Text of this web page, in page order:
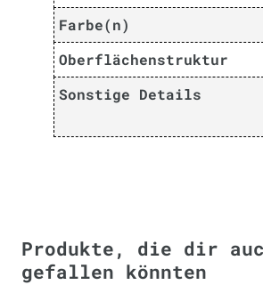
Farbe(n)
Oberflächenstruktur
Sonstige Details
Produkte, die dir
gefallen könnten